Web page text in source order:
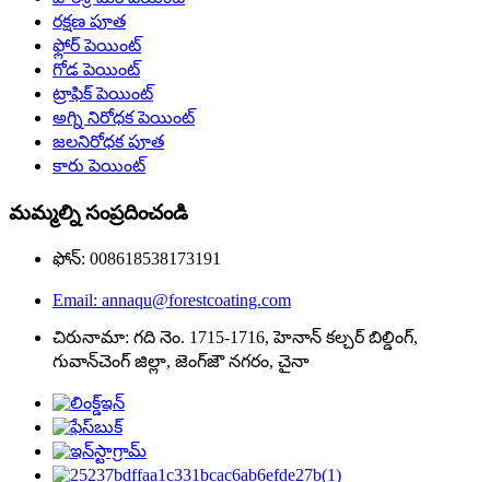
రక్షణ పూత
ఫ్లోర్ పెయింట్
గోడ పెయింట్
ట్రాఫిక్ పెయింట్
అగ్ని నిరోధక పెయింట్
జలనిరోధక పూత
కారు పెయింట్
మమ్మల్ని సంప్రదించండి
ఫోన్: 008618538173191
Email: annaqu@forestcoating.com
చిరునామా: గది నెం. 1715-1716, హెనాన్ కల్చర్ బిల్డింగ్,
గువాన్‌చెంగ్ జిల్లా, జెంగ్‌జౌ నగరం, చైనా